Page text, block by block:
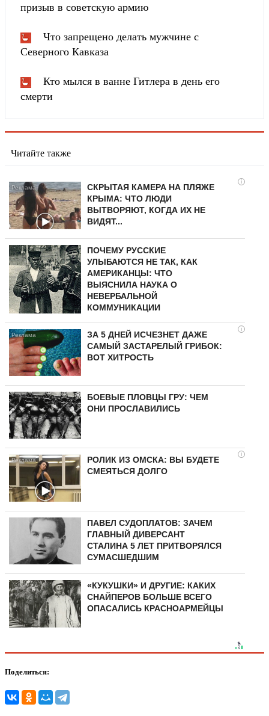
призыв в советскую армию
Что запрещено делать мужчине с
Северного Кавказа
Кто мылся в ванне Гитлера в день его
смерти
Читайте также
i
СКРЫТАЯ КАМЕРА НА ПЛЯЖЕ
КРЫМА: ЧТО ЛЮДИ
ВЫТВОРЯЮТ, КОГДА ИХ НЕ
ВИДЯТ...
ПОЧЕМУ РУССКИЕ
УЛЫБАЮТСЯ НЕ ТАК, КАК
АМЕРИКАНЦЫ: ЧТО
ВЫЯСНИЛА НАУКА О
НЕВЕРБАЛЬНОЙ
КОММУНИКАЦИИ
i
ЗА 5 ДНЕЙ ИСЧЕЗНЕТ ДАЖЕ
САМЫЙ ЗАСТАРЕЛЫЙ ГРИБОК:
ВОТ ХИТРОСТЬ
БОЕВЫЕ ПЛОВЦЫ ГРУ: ЧЕМ
ОНИ ПРОСЛАВИЛИСЬ
i
РОЛИК ИЗ ОМСКА: ВЫ БУДЕТЕ
СМЕЯТЬСЯ ДОЛГО
ПАВЕЛ СУДОПЛАТОВ: ЗАЧЕМ
ГЛАВНЫЙ ДИВЕРСАНТ
СТАЛИНА 5 ЛЕТ ПРИТВОРЯЛСЯ
СУМАСШЕДШИМ
«КУКУШКИ» И ДРУГИЕ: КАКИХ
СНАЙПЕРОВ БОЛЬШЕ ВСЕГО
ОПАСАЛИСЬ КРАСНОАРМЕЙЦЫ
Поделиться: